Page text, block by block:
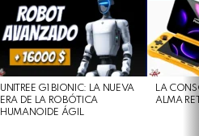
UNITREE G1 BIONIC: LA NUEVA
ERA DE LA ROBÓTICA
HUMANOIDE ÁGIL
LA
ALMA